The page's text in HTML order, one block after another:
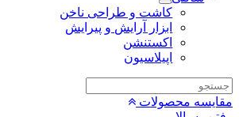
کاشت و طراحی ناخن
ابزار آرایش و پیرایش
اکستنشن
اپیلاسیون
مقایسه محصولات